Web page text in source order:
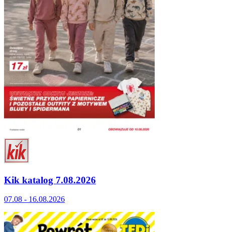
Kik katalog 7.08.2026
07.08 - 16.08.2026